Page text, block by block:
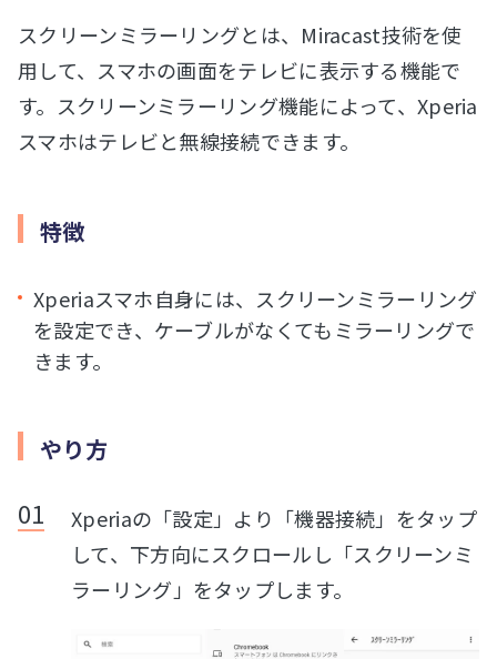
スクリーンミラーリングとは、Miracast技術を使
用して、スマホの画面をテレビに表示する機能で
す。スクリーンミラーリング機能によって、Xperia
スマホはテレビと無線接続できます。
特徴
Xperiaスマホ自身には、スクリーンミラーリング
を設定でき、ケーブルがなくてもミラーリングで
きます。
やり方
Xperiaの「設定」より「機器接続」をタップ
して、下方向にスクロールし「スクリーンミ
ラーリング」をタップします。